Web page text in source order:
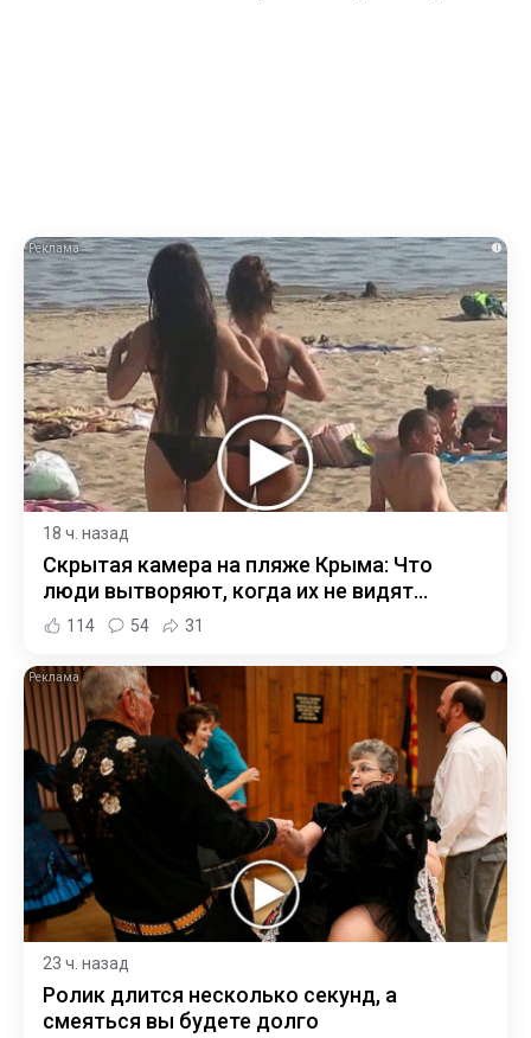
i
18 ч. назад
Скрытая камера на пляже Крыма: Что
люди вытворяют, когда их не видят...
114 54 31
i
23 ч. назад
Ролик длится несколько секунд, а
смеяться вы будете долго